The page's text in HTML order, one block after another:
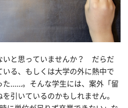
いと思っていませんか？ だらだ
いる、もしくは大学の外に熱中で
......。そんな学生には、案外「留
引いているのかもしれません。